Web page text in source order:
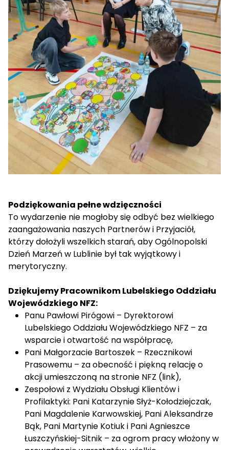
Podziękowania pełne wdzięczności
To wydarzenie nie mogłoby się odbyć bez wielkiego
zaangażowania naszych Partnerów i Przyjaciół,
którzy dołożyli wszelkich starań, aby Ogólnopolski
Dzień Marzeń w Lublinie był tak wyjątkowy i
merytoryczny.
Dziękujemy Pracownikom Lubelskiego Oddziału
Wojewódzkiego NFZ:
Panu Pawłowi Pirógowi – Dyrektorowi
Lubelskiego Oddziału Wojewódzkiego NFZ – za
wsparcie i otwartość na współpracę,
Pani Małgorzacie Bartoszek – Rzecznikowi
Prasowemu – za obecność i piękną relację o
akcji umieszczoną na stronie NFZ (link),
Zespołowi z Wydziału Obsługi Klientów i
Profilaktyki: Pani Katarzynie Słyż-Kołodziejczak,
Pani Magdalenie Karwowskiej, Pani Aleksandrze
Bąk, Pani Martynie Kotiuk i Pani Agnieszce
Łuszczyńskiej-Sitnik – za ogrom pracy włożony w